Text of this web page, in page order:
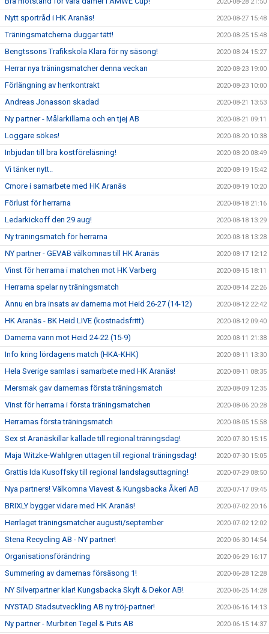
Nytt sportråd i HK Aranäs! 2020-08-27 15:48
Träningsmatcherna duggar tätt! 2020-08-25 15:48
Bengtssons Trafikskola Klara för ny säsong! 2020-08-24 15:27
Herrar nya träningsmatcher denna veckan 2020-08-23 19:00
Förlängning av herrkontrakt 2020-08-23 10:00
Andreas Jonasson skadad 2020-08-21 13:53
Ny partner - Målarkillarna och en tjej AB 2020-08-21 09:11
Loggare sökes! 2020-08-20 10:38
Inbjudan till bra kostföreläsning! 2020-08-20 08:49
Vi tänker nytt.. 2020-08-19 15:42
Cmore i samarbete med HK Aranäs 2020-08-19 10:20
Förlust för herrarna 2020-08-18 21:16
Ledarkickoff den 29 aug! 2020-08-18 13:29
Ny träningsmatch för herrarna 2020-08-18 13:28
NY partner - GEVAB välkomnas till HK Aranäs 2020-08-17 12:12
Vinst för herrarna i matchen mot HK Varberg 2020-08-15 18:11
Herrarna spelar ny träningsmatch 2020-08-14 22:26
Ännu en bra insats av damerna mot Heid 26-27 (14-12) 2020-08-12 22:42
HK Aranäs - BK Heid LIVE (kostnadsfritt) 2020-08-12 09:40
Damerna vann mot Heid 24-22 (15-9) 2020-08-11 21:38
Info kring lördagens match (HKA-KHK) 2020-08-11 13:30
Hela Sverige samlas i samarbete med HK Aranäs! 2020-08-11 08:35
Mersmak gav damernas första träningsmatch 2020-08-09 12:35
Vinst för herrarna i första träningsmatchen 2020-08-06 20:28
Herrarnas första träningsmatch 2020-08-05 15:58
Sex st Aranäskillar kallade till regional träningsdag! 2020-07-30 15:15
Maja Witzke-Wahlgren uttagen till regional träningsdag! 2020-07-30 15:05
Grattis Ida Kusoffsky till regional landslagsuttagning! 2020-07-29 08:50
Nya partners! Välkomna Viavest & Kungsbacka Åkeri AB 2020-07-17 09:45
BRIXLY bygger vidare med HK Aranäs! 2020-07-02 20:16
Herrlaget träningsmatcher augusti/september 2020-07-02 12:02
Stena Recycling AB - NY partner! 2020-06-30 14:54
Organisationsförändring 2020-06-29 16:17
Summering av damernas försäsong 1! 2020-06-28 12:28
NY Silverpartner klar! Kungsbacka Skylt & Dekor AB! 2020-06-25 14:28
NYSTAD Stadsutveckling AB ny tröj-partner! 2020-06-16 14:13
Ny partner - Murbiten Tegel & Puts AB 2020-06-15 14:37